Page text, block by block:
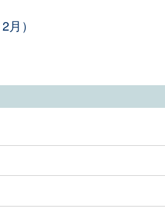
）